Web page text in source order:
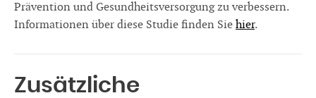
Prävention und Gesundheitsversorgung zu verbessern.
Informationen über diese Studie finden Sie hier.
Zusätzliche